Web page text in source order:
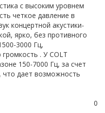
с высоким уровнем
четкое давление в
концертной акустики-
ярко, без противного
3000 Гц,
. У COLT
150-7000 Гц, за счет
что дает возможность
0